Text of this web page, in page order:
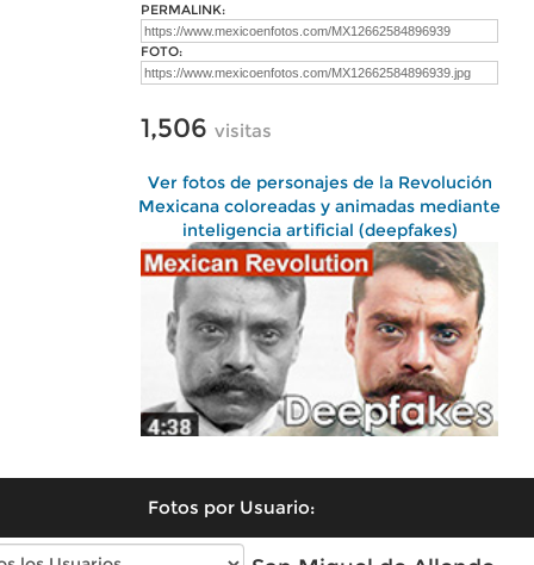
PERMALINK:
FOTO:
1,506 visitas
Ver fotos de personajes de la Revolución
Mexicana coloreadas y animadas mediante
inteligencia artificial (deepfakes)
Fotos por Usuario: